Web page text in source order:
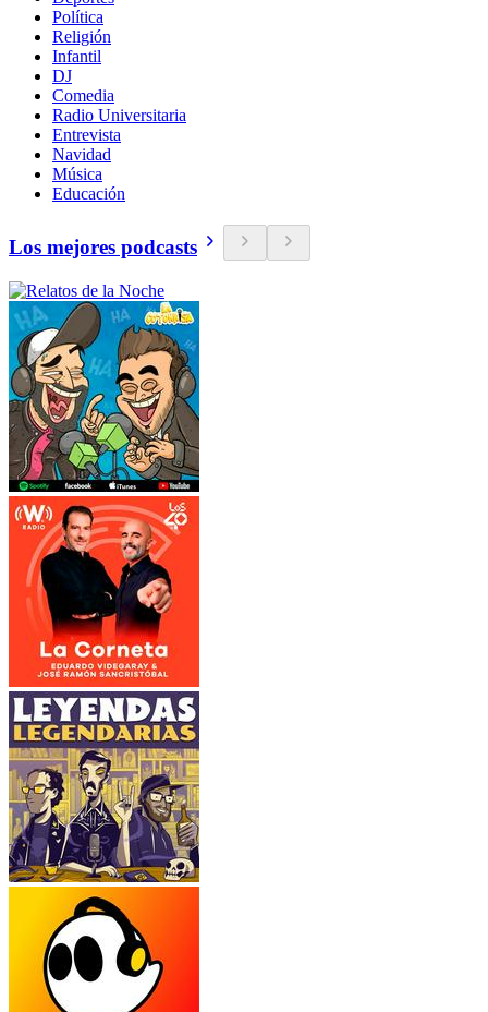
Política
Religión
Infantil
DJ
Comedia
Radio Universitaria
Entrevista
Navidad
Música
Educación
Los mejores podcasts